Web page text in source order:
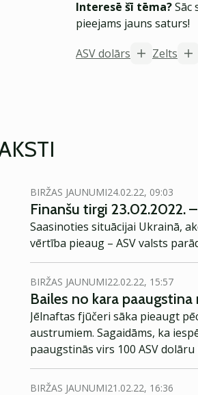
Interesē šī tēma?Sāc
pieejams jauns saturs!
ASV dolārs
Zelts
BIRŽAS JAUNUMI24.02.22, 09:03
Finanšu tirgi 23.02.2022.
Saasinoties situācijai Ukrainā,
vērtība pieaug – ASV valsts
BIRŽAS JAUNUMI22.02.22, 15:57
Bailes no kara
Jēlnaftas fjūčeri sāka pieaugt
austrumiem. Sagaidāms, ka
paaugstinās virs 100 ASV dolāru
BIRŽAS JAUNUMI21.02.22, 16:36